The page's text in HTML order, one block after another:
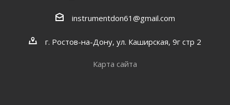
instrumentdon61@gmail.com
г. Ростов-на-Дону, ул. Каширская, 9г стр 2
Карта сайта